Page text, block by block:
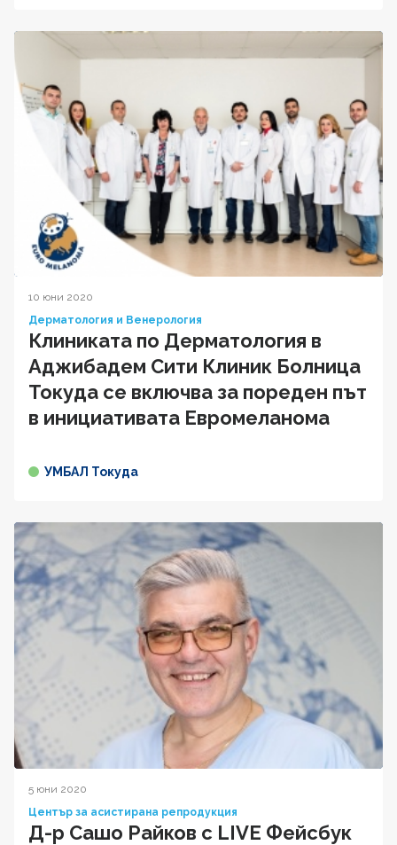
10 юни 2020
Дерматология и Венерология
Клиниката по Дерматология в
Аджибадем Сити Клиник Болница
Токуда се включва за пореден път
в инициативата Евромеланома
УМБАЛ Токуда
5 юни 2020
Център за асистирана репродукция
Д-р Сашо Райков с LIVE Фейсбук